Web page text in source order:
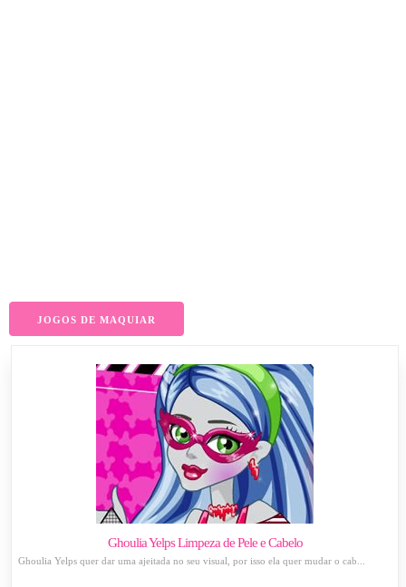
JOGOS DE MAQUIAR
Ghoulia Yelps Limpeza de Pele e Cabelo
Ghoulia Yelps quer dar uma ajeitada no seu visual, por isso ela quer mudar o cab...